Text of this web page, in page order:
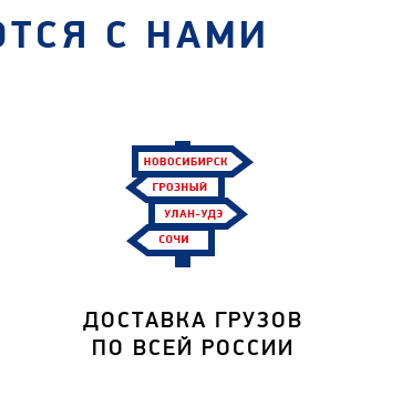
С НАМИ
ДОСТАВКА ГРУЗОВ
ПО ВСЕЙ РОССИИ